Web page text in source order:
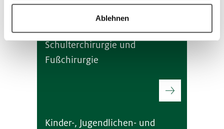
Ablehnen
Sportorthopädie, Arthroskopie,
Schulterchirurgie und
Fußchirurgie
Kinder-, Jugendlichen- und